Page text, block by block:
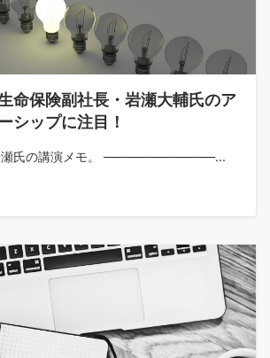
命保険副社長・岩瀬大輔氏のア
シップに注目！
瀬氏の講演メモ。 —————————...